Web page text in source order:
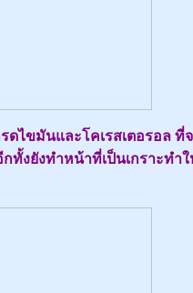
ดไขมันและโคเรสเตอรอล ที่
งยังทำหน้าที่เป็นเกราะทำ